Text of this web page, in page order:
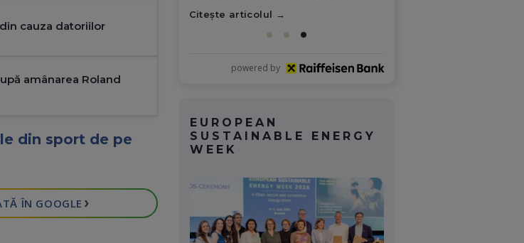
cauza datoriilor
amânarea Roland
din sport de pe
ÎN GOOGLE ›
Citește articolul
powered by
EUROPEAN
SUSTAINABLE ENERGY
WEEK